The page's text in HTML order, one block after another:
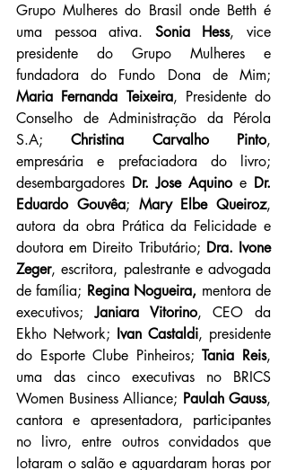
Grupo Mulheres do Brasil onde Betth é
uma pessoa ativa. Sonia Hess, vice
presidente do Grupo Mulheres e
Maria Fernanda Teixeira, Presidente do
Conselho de Administração da Pérola
S.A; Christina Carvalho Pinto,
empresária e prefaciadora do livro;
desembargadores Dr. Jose Aquino e Dr.
Eduardo Gouvêa; Mary Elbe Queiroz,
autora da obra Prática da Felicidade e
doutora em Direito Tributário; Dra. Ivone
Zeger, escritora, palestrante e advogada
de família; Regina Nogueira, mentora de
executivos; Janiara Vitorino, CEO da
Ekho Network; Ivan Castaldi, presidente
do Esporte Clube Pinheiros; Tania Reis,
uma das
cinco executivas no BRICS
Women Business Alliance; Paulah Gauss,
cantora e apresentadora, participantes
no livro, entre outros convidados que
lotaram o salão e aguardaram horas por